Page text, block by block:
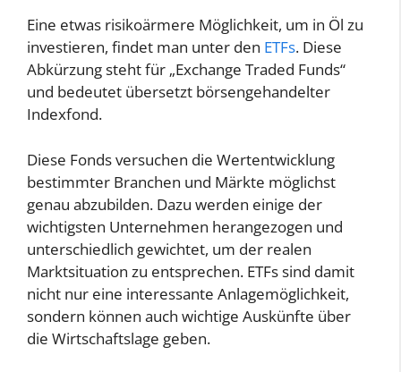
Eine etwas risikoärmere Möglichkeit, um in Öl zu
investieren, findet man unter den ETFs. Diese
Abkürzung steht für „Exchange Traded Funds“
und bedeutet übersetzt börsengehandelter
Indexfond.
Diese Fonds versuchen die Wertentwicklung
bestimmter Branchen und Märkte möglichst
genau abzubilden. Dazu werden einige der
wichtigsten Unternehmen herangezogen und
unterschiedlich gewichtet, um der realen
Marktsituation zu entsprechen. ETFs sind damit
nicht nur eine interessante Anlagemöglichkeit,
sondern können auch wichtige Auskünfte über
die Wirtschaftslage geben.